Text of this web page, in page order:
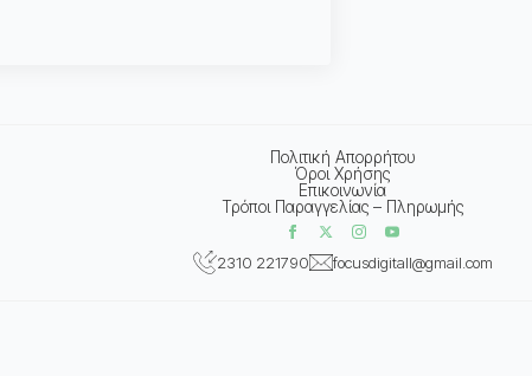
Πολιτική Απορρήτου
Όροι Χρήσης
Επικοινωνία
Τρόποι Παραγγελίας – Πληρωμής
2310 221790 focusdigitall@gmail.com